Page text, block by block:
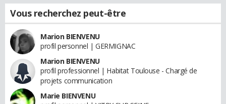
Vous recherchez peut-être
Marion BIENVENU
profil personnel | GERMIGNAC
Marion BIENVENU
profil professionnel | Habitat Toulouse - Chargé de
projets communication
Marie BIENVENU